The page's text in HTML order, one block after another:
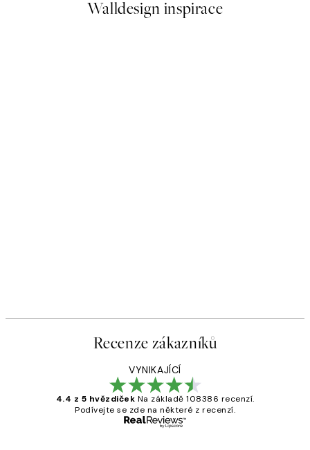
Walldesign inspirace
Recenze zákazníků
VYNIKAJÍCÍ
4.4 z 5 hvězdiček Na základě 108386 recenzí.
Podívejte se zde na některé z recenzí.